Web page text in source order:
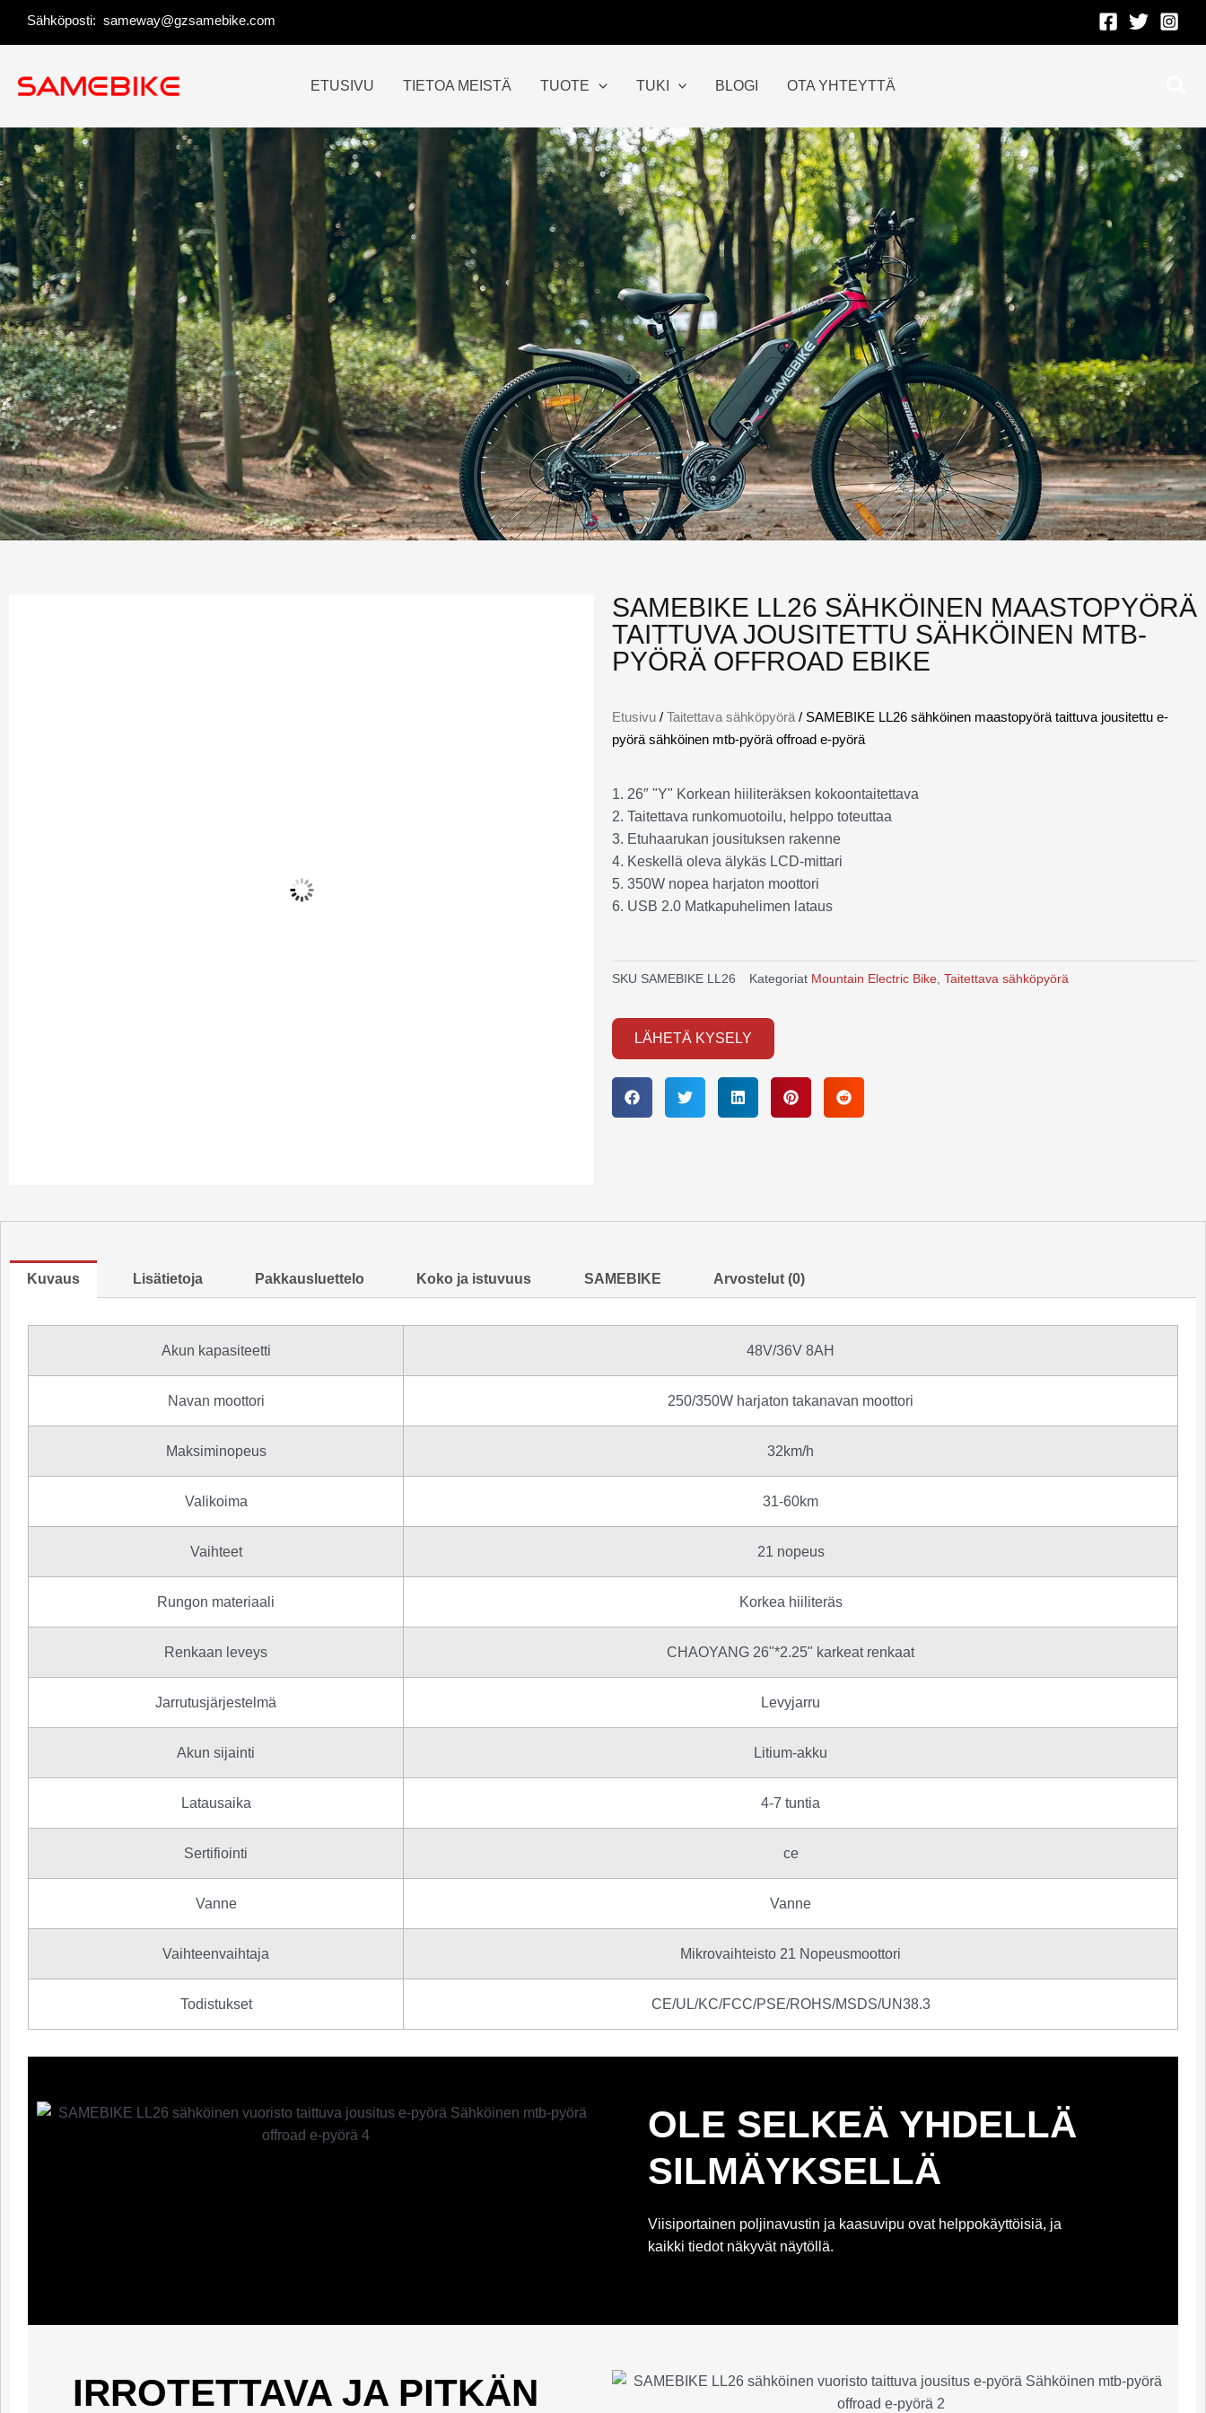
Sähköposti: sameway@gzsamebike.com
ETUSIVU TIETOA MEISTÄ TUOTE TUKI BLOGI OTA YHTEYTTÄ
SAMEBIKE LL26 SÄHKÖINEN MAASTOPYÖRÄ
TAITTUVA JOUSITETTU SÄHKÖINEN MTB-
PYÖRÄ OFFROAD EBIKE
Etusivu / Taitettava sähköpyörä / SAMEBIKE LL26 sähköinen maastopyörä taittuva jousitettu e-
pyörä sähköinen mtb-pyörä offroad e-pyörä
1. 26″ "Y" Korkean hiiliteräksen kokoontaitettava
2. Taitettava runkomuotoilu, helppo toteuttaa
3. Etuhaarukan jousituksen rakenne
4. Keskellä oleva älykäs LCD-mittari
5. 350W nopea harjaton moottori
6. USB 2.0 Matkapuhelimen lataus
SKU SAMEBIKE LL26 Kategoriat Mountain Electric Bike Taitettava sähköpyörä
LÄHETÄ KYSELY
Kuvaus Lisätietoja Pakkausluettelo Koko ja istuvuus SAMEBIKE Arvostelut (0)
Akun kapasiteetti 48V/36V 8AH
Navan moottori 250/350W harjaton takanavan moottori
Maksiminopeus 32km/h
Valikoima 31-60km
Vaihteet 21 nopeus
Rungon materiaali Korkea hiiliteräs
Renkaan leveys CHAOYANG 26"*2.25" karkeat renkaat
Jarrutusjärjestelmä Levyjarru
Akun sijainti Litium-akku
Latausaika 4-7 tuntia
Sertifiointi ce
Vanne Vanne
Vaihteenvaihtaja Mikrovaihteisto 21 Nopeusmoottori
Todistukset CE/UL/KC/FCC/PSE/ROHS/MSDS/UN38.3
OLE SELKEÄ YHDELLÄ
SILMÄYKSELLÄ
Viisiportainen poljinavustin ja kaasuvipu ovat helppokäyttöisiä, ja
kaikki tiedot näkyvät näytöllä.
IRROTETTAVA JA PITKÄN